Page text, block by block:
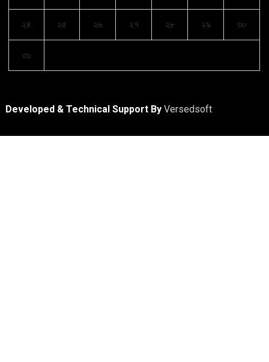
২৪ ২৫ ২৬ ২৭ ২৮ ২৯ ৩০
৩১
Developed & Technical Support ByVersedsoft